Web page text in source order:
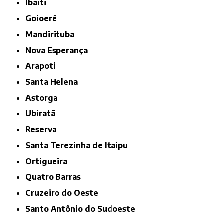
Ibaiti
Goioerê
Mandirituba
Nova Esperança
Arapoti
Santa Helena
Astorga
Ubiratã
Reserva
Santa Terezinha de Itaipu
Ortigueira
Quatro Barras
Cruzeiro do Oeste
Santo Antônio do Sudoeste